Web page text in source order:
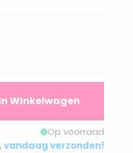
Winkelwagen
Op voorraad
vandaag verzonden!